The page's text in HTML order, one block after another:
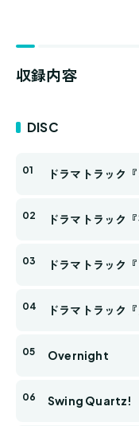
収録内容
DISC
ドラマトラック
ドラマトラック
ドラマトラック
ドラマトラック
Overnight
Swing Quartz!